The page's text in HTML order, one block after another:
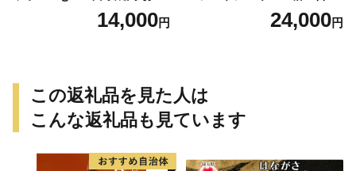
味付き BBQ キャンプ ＜肉の
14,000円 24,000円
この返礼品を見た人は
こんな返礼品も見ています